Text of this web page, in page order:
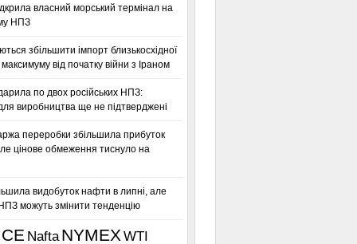
власний морський термінал на
НПЗ
збільшити імпорт близькосхідної
від початку війни з Іраном
по двох російських НПЗ:
виробництва ще не підтверджені
переробки збільшила прибуток
цінове обмеження тиснуло на
видобуток нафти в липні, але
можуть змінити тенденцію
Nafta NYMEXWTI